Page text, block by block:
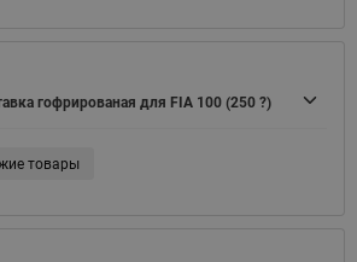
гофрированая для FIA 100 (250 ?)
товары